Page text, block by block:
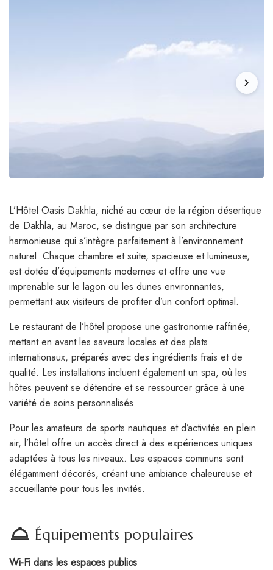
chevron_right
L’Hôtel Oasis Dakhla, niché au cœur de la région désertique
de Dakhla, au Maroc, se distingue par son architecture
harmonieuse qui s’intègre parfaitement à l’environnement
naturel. Chaque chambre et suite, spacieuse et lumineuse,
est dotée d’équipements modernes et offre une vue
imprenable sur le lagon ou les dunes environnantes,
permettant aux visiteurs de profiter d’un confort optimal.
Le restaurant de l’hôtel propose une gastronomie raffinée,
mettant en avant les saveurs locales et des plats
internationaux, préparés avec des ingrédients frais et de
qualité. Les installations incluent également un spa, où les
hôtes peuvent se détendre et se ressourcer grâce à une
variété de soins personnalisés.
Pour les amateurs de sports nautiques et d’activités en plein
air, l’hôtel offre un accès direct à des expériences uniques
adaptées à tous les niveaux. Les espaces communs sont
élégamment décorés, créant une ambiance chaleureuse et
accueillante pour tous les invités.
room_service Équipements populaires
Wi-Fi dans les espaces publics